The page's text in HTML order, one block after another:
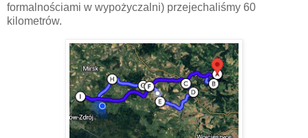
formalnościami w wypożyczalni) przejechaliśmy 60
kilometrów.